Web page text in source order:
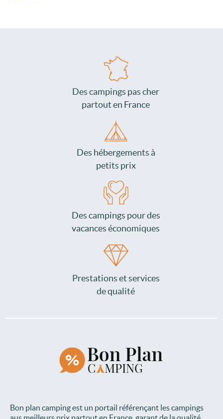
Des campings pas cher
partout en France
Des hébergements à
petits prix
Des campings pour des
vacances économiques
Prestations et services
de qualité
Bon plan camping est un portail référençant les campings